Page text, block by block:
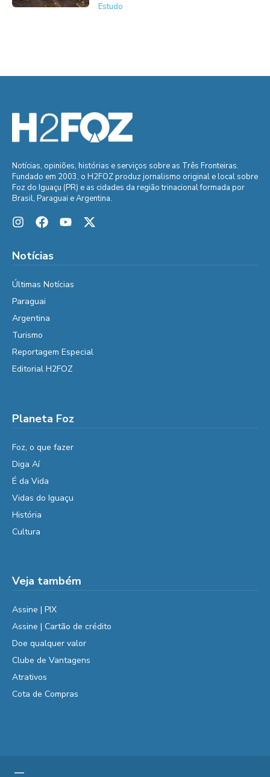
Estudo
Notícias, opiniões, histórias e serviços sobre as Três Fronteiras.
Fundado em 2003, o H2FOZ produz jornalismo original e local sobre
Foz do Iguaçu (PR) e as cidades da região trinacional formada por
Brasil, Paraguai e Argentina.
Notícias
Últimas Notícias
Paraguai
Argentina
Turismo
Reportagem Especial
Editorial H2FOZ
Planeta Foz
Foz, o que fazer
Diga Aí
É da Vida
Vidas do Iguaçu
História
Cultura
Veja também
Assine | PIX
Assine | Cartão de crédito
Doe qualquer valor
Clube de Vantagens
Atrativos
Cota de Compras